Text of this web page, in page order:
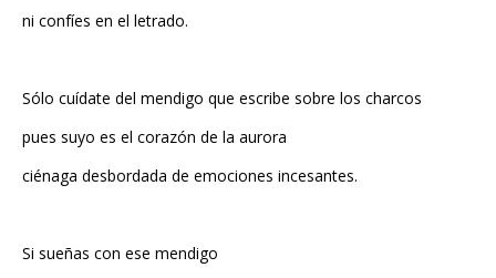
ni confíes en el letrado.
Sólo cuídate del mendigo que escribe sobre los charcos
pues suyo es el corazón de la aurora
ciénaga desbordada de emociones incesantes.
Si sueñas con ese mendigo